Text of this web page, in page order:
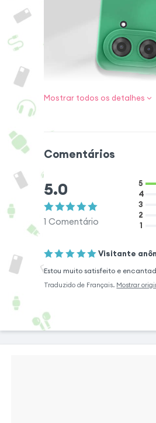
Com esta capa
Mostrar todos os detalhes
Comentários
5.0
1 Comentário
5
4
3
2
1
Visitante
Estou muito satisfeito e
Traduzido de Français. Mostrar